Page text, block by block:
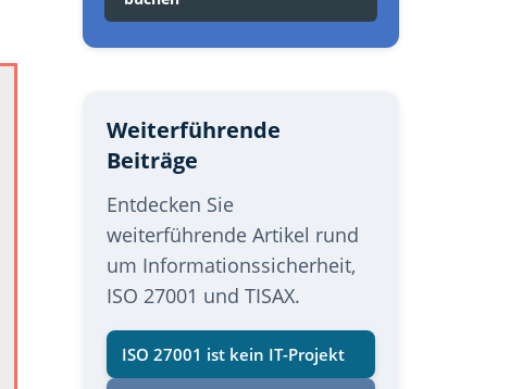
Weiterführende
Beiträge
Entdecken Sie
weiterführende Artikel rund
um Informationssicherheit,
ISO 27001 und TISAX.
ISO 27001 ist kein IT-Projekt